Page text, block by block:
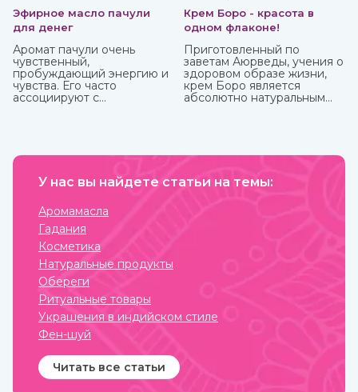
Эфирное масло пачули
для денег
Аромат пачули очень
чувственный,
пробуждающий энергию и
чувства. Его часто
ассоциируют с
сами деньги и все, что
привлечь финансы.
Крем Боро - красота в
одном флаконе!
Приготовленный по
заветам Аюрведы, учения о
здоровом образе жизни,
крем Боро является
абсолютно натуральным
антибактериальные и
свойства, благодаря
У нас вы найдете статьи на темы:
Аромамасла
Гадания
Косметика
Натуральные продукты
Обереги
Ритуальные товары
Украшения в индийском стиле
Фен-шуй
Читать все статьи